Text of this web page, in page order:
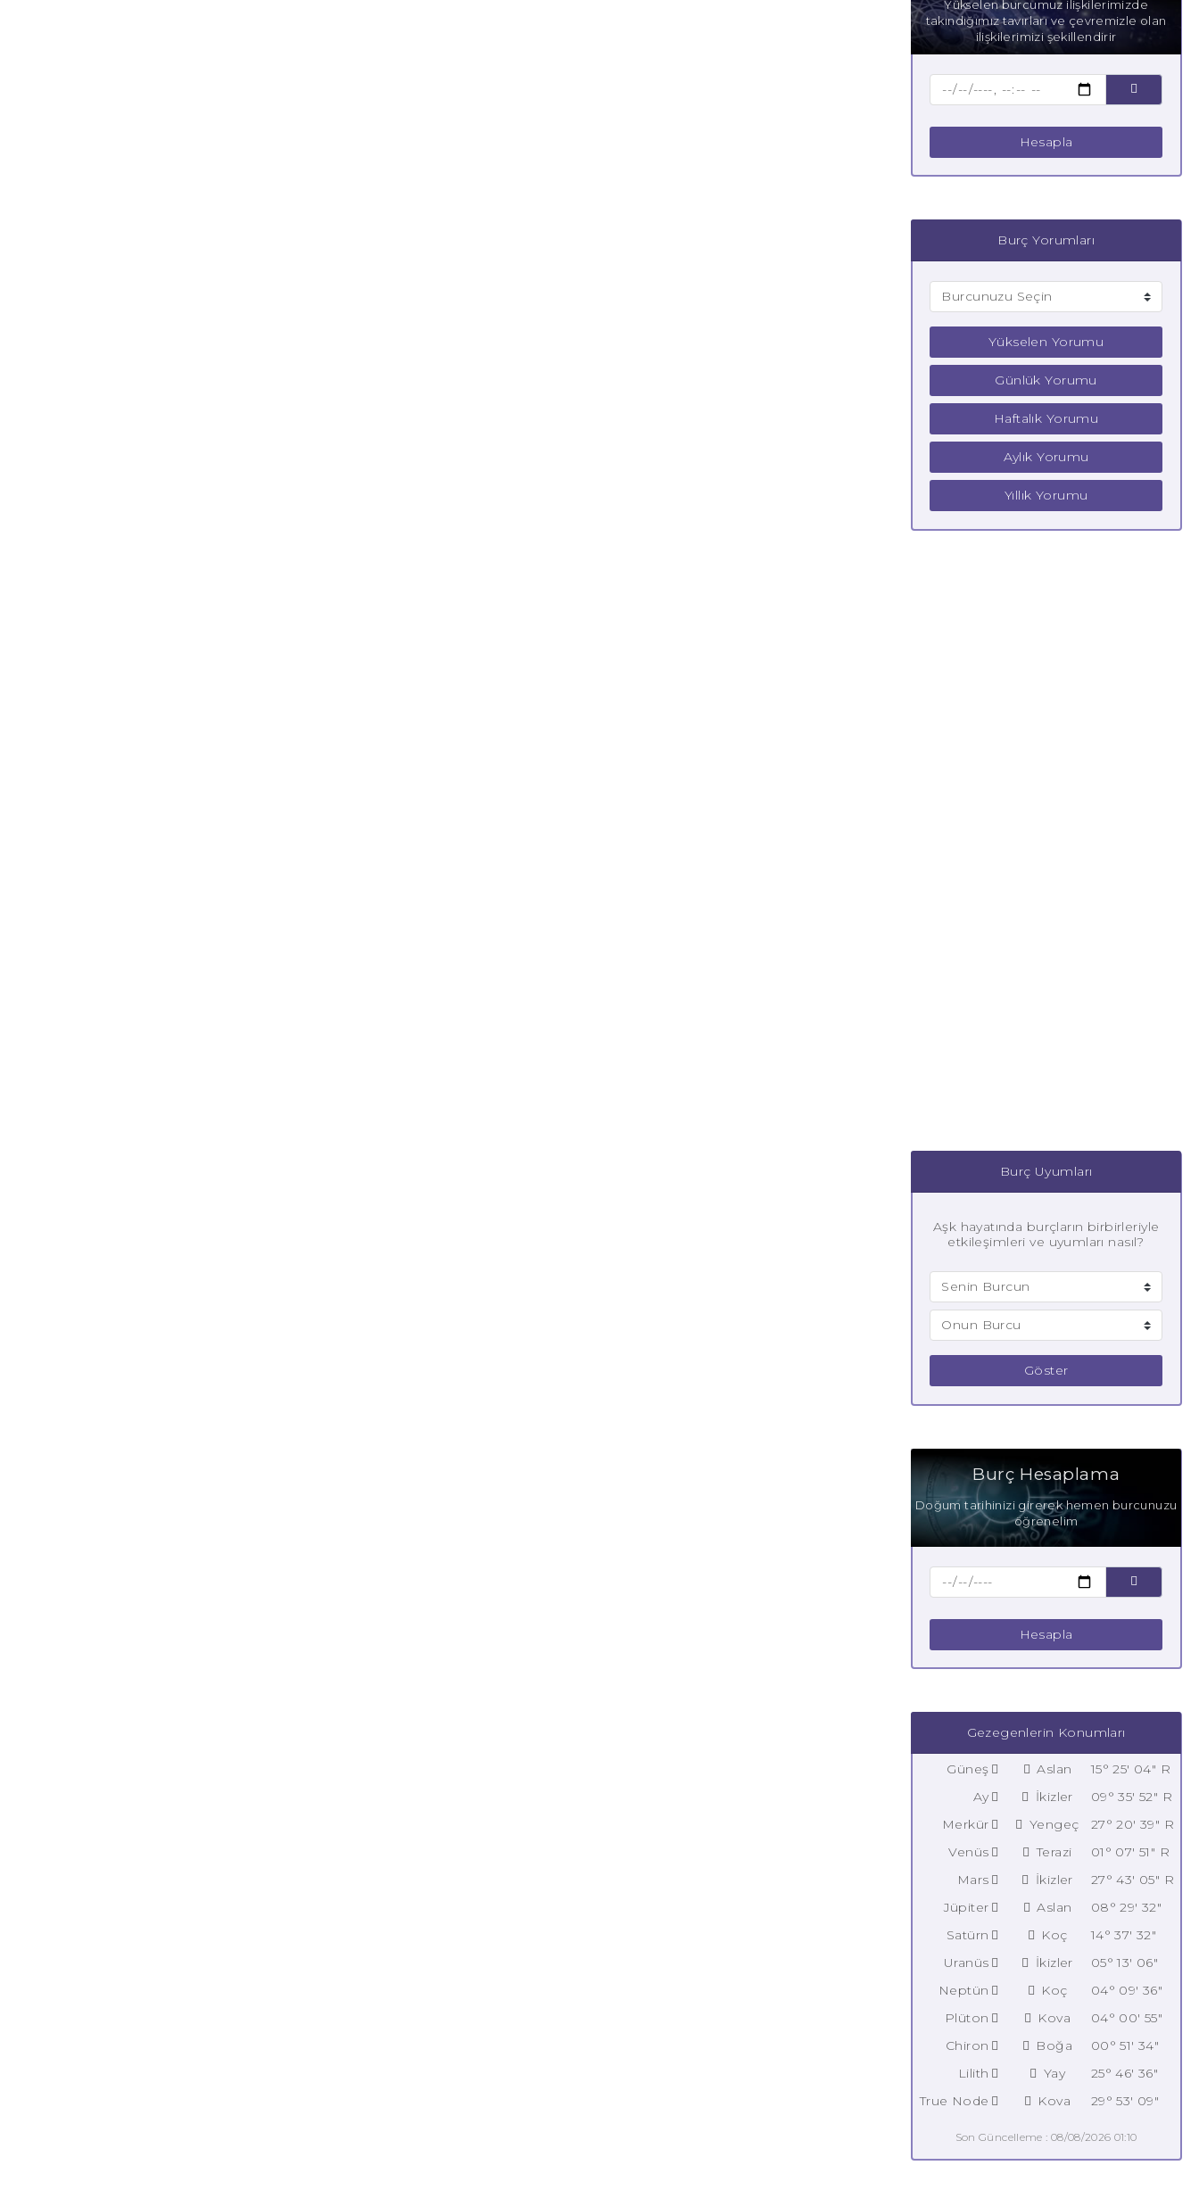
Yükselen burcumuz ilişkilerimizde
takındığımız tavırları ve çevremizle olan
ilişkilerimizi şekillendirir
Hesapla
Burç Yorumları
Yükselen Yorumu
Günlük Yorumu
Haftalık Yorumu
Aylık Yorumu
Yıllık Yorumu
Burç Uyumları
Aşk hayatında burçların birbirleriyle
etkileşimleri ve uyumları nasıl?
Göster
Burç Hesaplama
Doğum tarihinizi girerek hemen burcunuzu
öğrenelim
Hesapla
Gezegenlerin Konumları
Güneş Aslan
15° 25' 04" R
Ay
İkizler
09° 35' 52" R
Merkür
Yengeç
27° 20' 39" R
Venüs
Terazi
01° 07' 51" R
Mars
İkizler
27° 43' 05" R
Jüpiter
Aslan
08° 29' 32"
Satürn
Koç
14° 37' 32"
Uranüs
İkizler
05° 13' 06"
Neptün
Koç
04° 09' 36"
Plüton
Kova
04° 00' 55"
Chiron
Boğa
00° 51' 34"
Lilith
Yay
25° 46' 36"
True Node
Kova 29° 53' 09"
Son Güncelleme : 08/08/2026 01:10